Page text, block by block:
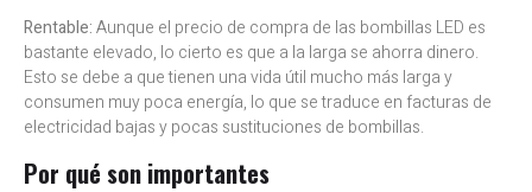
Rentable:Aunque el precio de compra de las bombillas LED es
bastante elevado, lo cierto es que a la larga se ahorra dinero.
Esto se debe a que tienen una vida útil mucho más larga y
consumen muy poca energía, lo que se traduce en facturas de
electricidad bajas y pocas sustituciones de bombillas.
Por qué son importantes